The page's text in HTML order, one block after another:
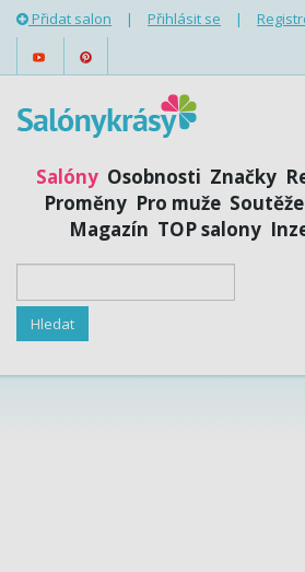
Přidat salon | Přihlásit se |
Salóny Osobnosti Značky
Proměny Pro muže Soutěže
Magazín TOP salony